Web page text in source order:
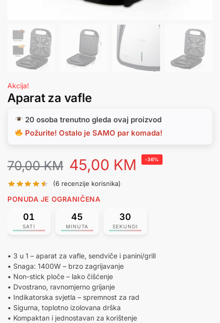
Akcija!
Aparat za vafle
20 osoba trenutno gleda ovaj proizvod
Požurite! Ostalo je SAMO par komada!
70,00KM 45,00 KM -36%
(6 recenzije korisnika)
PONUDA JE OGRANIČENA
01
SATI
45
MINUTA
30
SEKUNDI
• 3 u 1 – aparat za vafle, sendviče i panini/grill
• Snaga: 1400W – brzo zagrijavanje
• Non-stick ploče – lako čišćenje
• Dvostrano, ravnomjerno grijanje
• Indikatorska svjetla – spremnost za rad
• Sigurna, toplotno izolovana drška
• Kompaktan i jednostavan za korištenje